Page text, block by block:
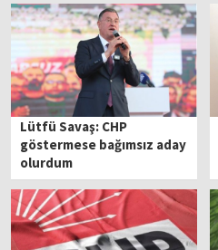
Lütfü Savaş: CHP
göstermese bağımsız aday
olurdum